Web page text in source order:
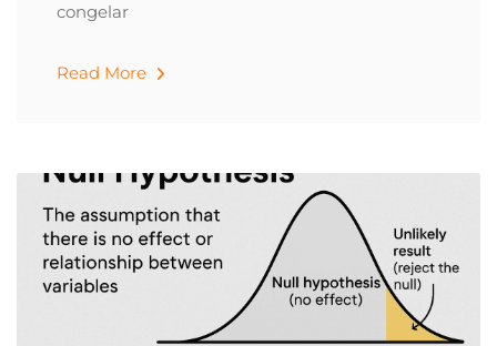
congelar
Read More